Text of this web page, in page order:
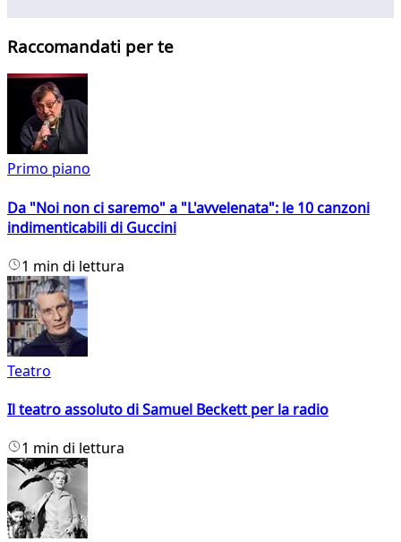
Raccomandati per te
Primo piano
Da "Noi non ci saremo" a "L'avvelenata": le 10 canzoni
indimenticabili di Guccini
1 min di lettura
Teatro
Il teatro assoluto di Samuel Beckett per la radio
1 min di lettura